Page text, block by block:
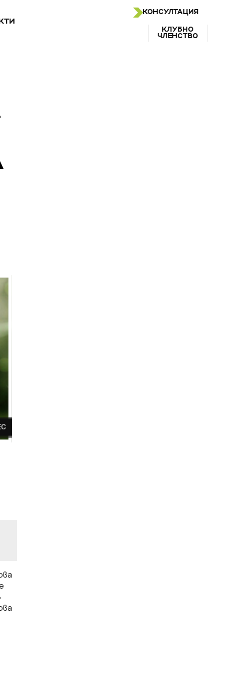
КОНСУЛТАЦИЯ
КЛУБНО
ЧЛЕНСТВО